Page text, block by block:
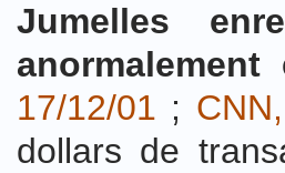
Jumelles
17/12/01 ;
dollars de